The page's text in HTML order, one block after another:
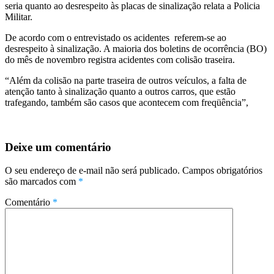
seria quanto ao desrespeito às placas de sinalização relata a Policia
Militar.
De acordo com o entrevistado os acidentes referem-se ao
desrespeito à sinalização. A maioria dos boletins de ocorrência (BO)
do mês de novembro registra acidentes com colisão traseira.
“Além da colisão na parte traseira de outros veículos, a falta de
atenção tanto à sinalização quanto a outros carros, que estão
trafegando, também são casos que acontecem com freqüência”,
Deixe um comentário
O seu endereço de e-mail não será publicado. Campos obrigatórios
são marcados com *
Comentário *